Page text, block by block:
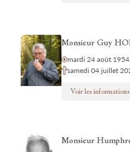
Monsieur Guy
mardi 24 août 1954
samedi 04 juillet
Voir les informations
Monsieur